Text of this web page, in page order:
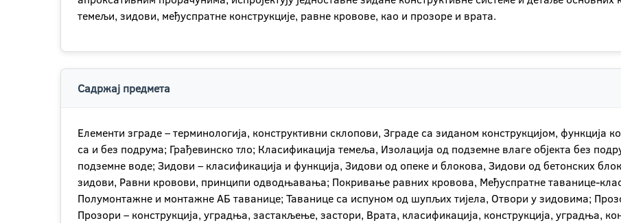
темељи, зидови, међуспратне конструкције, равне кровове, као и прозоре и врата.
Садржај предмета
Елементи зграде – терминологија, конструктивни склопови, Зграде са зиданом конструкцијом, функција
са и без подрума; Грађевинско тло; Класификација темеља, Изолација од подземне влаге објекта без
подземне воде; Зидови – класификација и функција, Зидови од опеке и блокова, Зидови од бетонских
зидови, Равни кровови, принципи одводњавања; Покривање равних кровова, Међуспратне таванице-
Полумонтажне и монтажне АБ таванице; Таванице са испуном од шупљих тијела, Отвори у зидовима;
Прозори – конструкција, уградња, застакљење, застори, Врата, класификација, конструкција, уградња,